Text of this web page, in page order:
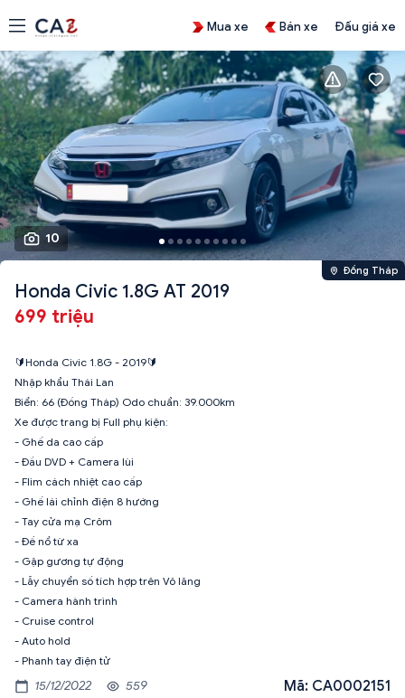
Mua xe Bán xe Đấu giá xe
10
Đồng Tháp
Honda Civic 1.8G AT 2019
699 triệu
🔰Honda Civic 1.8G - 2019🔰
Nhập khẩu Thái Lan
Biển: 66 (Đồng Tháp) Odo chuẩn: 39.000km
Xe được trang bị Full phụ kiện:
- Ghế da cao cấp
- Đầu DVD + Camera lùi
- Flim cách nhiệt cao cấp
- Ghế lái chỉnh điện 8 hướng
- Tay cửa mạ Crôm
- Đề nổ từ xa
- Gập gương tự động
- Lẫy chuyển số tích hợp trên Vô lăng
- Camera hành trình
- Cruise control
- Auto hold
- Phanh tay điện tử
15/12/2022 559 Mã: CA0002151